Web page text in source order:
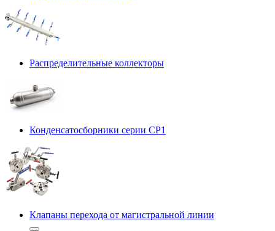
Распределительные коллекторы
Конденсатосборники серии CP1
Клапаны перехода от магистральной линии